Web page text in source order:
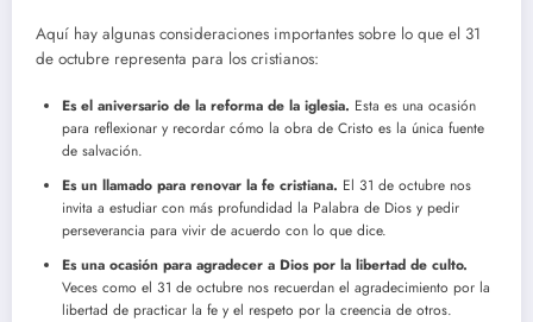
Aquí hay algunas consideraciones importantes sobre lo que el 31
de octubre representa para los cristianos:
Es el aniversario de la reforma de la iglesia. Esta es una ocasión
para reflexionar y recordar cómo la obra de Cristo es la única fuente
de salvación.
Es un llamado para renovar la fe cristiana. El 31 de octubre nos
invita a estudiar con más profundidad la Palabra de Dios y pedir
perseverancia para vivir de acuerdo con lo que dice.
Es una ocasión para agradecer a Dios por la libertad de culto.
Veces como el 31 de octubre nos recuerdan el agradecimiento por la
libertad de practicar la fe y el respeto por la creencia de otros.